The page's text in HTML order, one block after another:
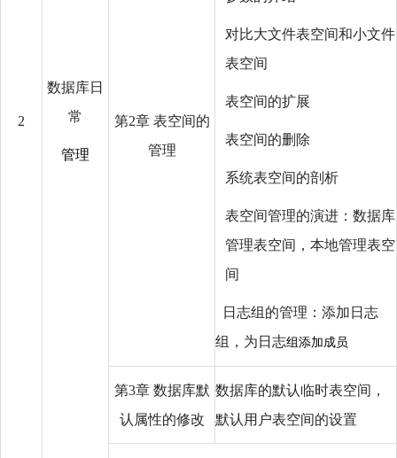
2
数据库日
常
管理
第2章 表空间的
管理
对比大文件表空间和小文件
表空间
表空间的扩展
表空间的删除
系统表空间的剖析
表空间管理的演进：数据库
管理表空间，本地管理表空
间
日志组的管理：添加日志
组，为日志组添加成员
第3章 数据库默
认属性的修改
数据库的默认临时表空间，
默认用户表空间的设置